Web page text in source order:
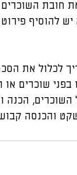
חובת
יש להוסיף
לכלול את
שוכרים או
השוכרים,
והכנסה